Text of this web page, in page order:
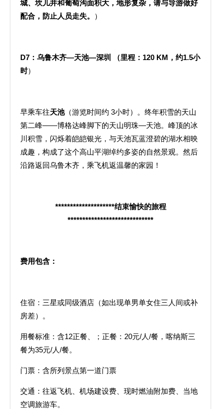
城、坎儿井和葡萄沟面积大，地形复杂，请与导游做好
配合，防止人员走失。
）
D7 ：乌鲁木齐—天池—深圳 （里程： 120 KM ，约1.5小
时）
早乘车往天池（游览时间约 3小时）。终年积雪的天山
第二峰——博格达峰脚下的天山明珠—天池。峰顶的冰
川积雪，闪烁着皑皑银光，与天池瓦蓝澄碧的湖水相映
成趣，构成了这个高山平湖绰约多姿的自然景观。然后
沿路返回乌鲁木齐，乘飞机返温馨的家园！
********************结束愉快的旅程
*****************************
费用包含：
住宿：三星或同级酒店（如出现单男单女住三人间或补
房差）。
用餐标准：含12正餐、；正餐：20元/人/餐，喀纳斯三
餐为35元/人/餐。
门票：含所列景点第一道门票
交通：往返飞机、机场建设费、现时燃油附加费、当地
空调旅游车。